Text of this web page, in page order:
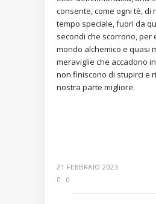
consente, come ogni tè, di
tempo speciale, fuori da
secondi che scorrono, per
mondo alchemico e quasi
meraviglie che accadono
non finiscono di stupirci e
nostra parte migliore.
21 FEBBRAIO 2023
0